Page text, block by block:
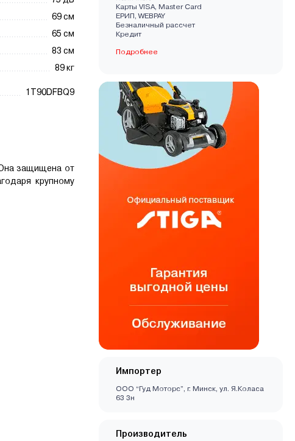
69 см
65 см
83 см
89 кг
1T90DFBQ9
защищена от
крупному
Карты VISA, Master Card
EРИП, WEBPAY
Безналичный рассчет
Кредит
Подробнее
Импортер
ООО “Гуд Моторс”, г. Минск, ул. Я.Коласа
63 3н
Производитель